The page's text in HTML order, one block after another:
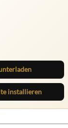
installieren